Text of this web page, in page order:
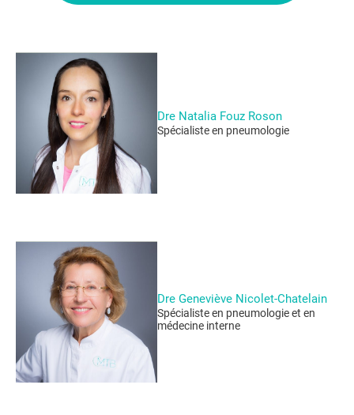
EN
Dre Natalia Fouz Roson
Spécialiste en pneumologie
Dre Geneviève Nicolet-Chatelain
Spécialiste en pneumologie et en
médecine interne